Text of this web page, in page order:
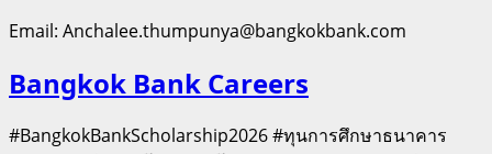
Email: Anchalee.thumpunya@bangkokbank.com
Bangkok Bank Careers
#BangkokBankScholarship2026 #ทุนการศึกษาธนาคาร